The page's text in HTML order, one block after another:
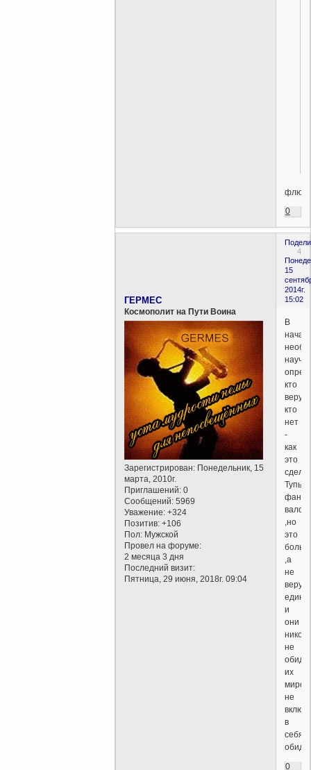
0
4
15
2014г.
15:02
ГЕРМЕС
Космополит на Пути Воина
Зарегистрирован: Понедельник, 15
марта, 2010г.
Приглашений: 0
Сообщений: 5969
Уважение: +324
Позитив: +106
Пол: Мужской
Провел на форуме:
2 месяца 3 дня
Последний визит:
Пятница, 29 июня, 2018г. 09:04
В
кто
кто
нет
-
как
это
Тупых
валом
,но
это
,а
не
и
они
не
их
не
в
себя
обиду.
0